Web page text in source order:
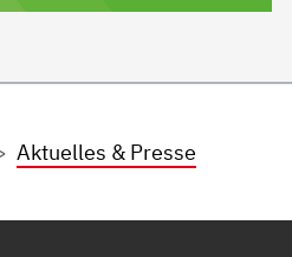
Aktuelles & Presse